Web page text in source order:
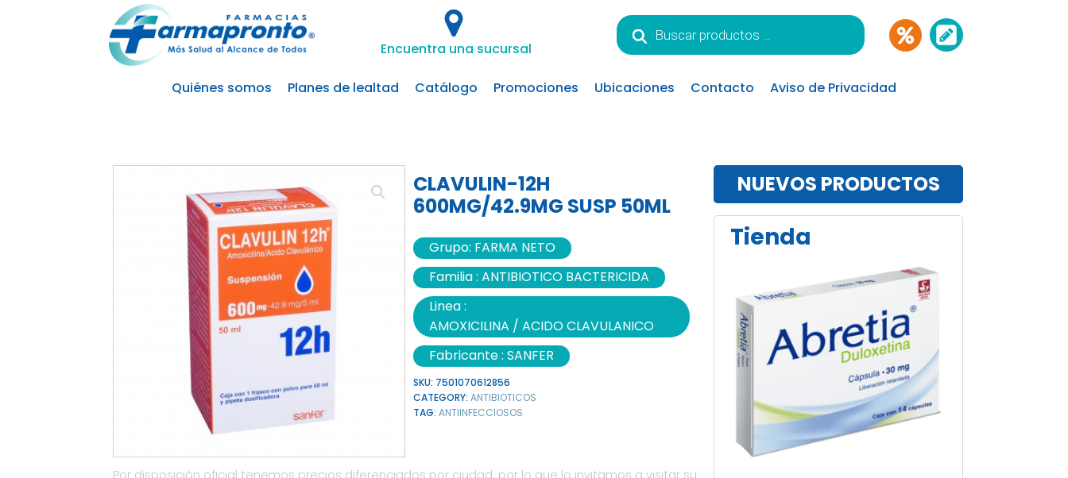
Encuentra una sucursal
Búsqueda
de
productos
Quiénes somos Planes de lealtad Catálogo Promociones Ubicaciones Contacto Aviso de Privacidad
CLAVULIN-12H
600MG/42.9MG SUSP 50ML
Grupo: FARMA NETO
Familia : ANTIBIOTICO BACTERICIDA
Linea :
AMOXICILINA / ACIDO CLAVULANICO
Fabricante : SANFER
SKU: 7501070612856
CATEGORY: ANTIBIOTICOS
TAG: ANTIINFECCIOSOS
NUEVOS PRODUCTOS
Tienda